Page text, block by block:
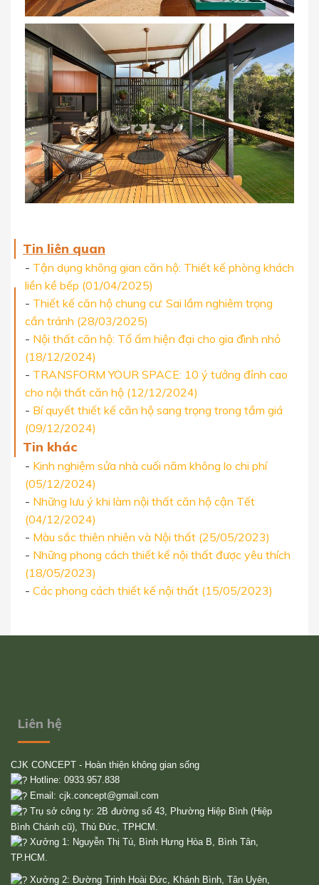
Tin liên quan
- Tận dụng không gian căn hộ: Thiết kế phòng khách
liền kề bếp (01/04/2025)
- Thiết kế căn hộ chung cư: Sai lầm nghiêm trọng
cần tránh (28/03/2025)
- Nội thất căn hộ: Tổ ấm hiện đại cho gia đình nhỏ
(18/12/2024)
- TRANSFORM YOUR SPACE: 10 ý tưởng đỉnh cao
cho nội thất căn hộ (12/12/2024)
- Bí quyết thiết kế căn hộ sang trọng trong tầm giá
(09/12/2024)
Tin khác
- Kinh nghiệm sửa nhà cuối năm không lo chi phí
(05/12/2024)
- Những lưu ý khi làm nội thất căn hộ cận Tết
(04/12/2024)
- Màu sắc thiên nhiên và Nội thất (25/05/2023)
- Những phong cách thiết kế nội thất được yêu thích
(18/05/2023)
- Các phong cách thiết kế nội thất (15/05/2023)
Liên hệ
CJK CONCEPT - Hoàn thiện không gian sống
Hotline: 0933.957.838
Email: cjk.concept@gmail.com
Trụ sở công ty: 2B đường số 43, Phường Hiệp Bình (Hiệp
Bình Chánh cũ), Thủ Đức, TPHCM.
Xưởng 1: Nguyễn Thị Tú, Bình Hưng Hòa B, Bình Tân,
TP.HCM.
Xưởng 2: Đường Trịnh Hoài Đức, Khánh Bình, Tân Uyên,